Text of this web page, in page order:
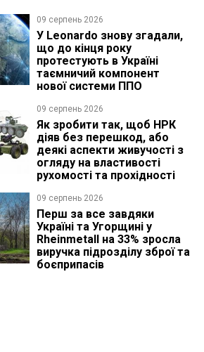
09 серпень 2026
У Leonardo знову згадали,
що до кінця року
протестують в Україні
таємничий компонент
нової системи ППО
09 серпень 2026
Як зробити так, щоб НРК
діяв без перешкод, або
деякі аспекти живучості з
огляду на властивості
рухомості та прохідності
09 серпень 2026
Перш за все завдяки
Україні та Угорщині у
Rheinmetall на 33% зросла
виручка підрозділу зброї та
боєприпасів